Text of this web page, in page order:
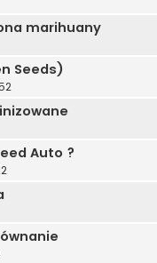
marihuany
Seeds)
Auto ?